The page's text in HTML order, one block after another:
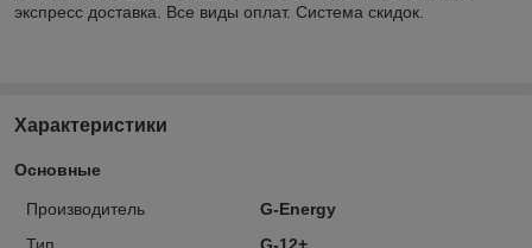
экспресс доставка. Все виды оплат. Система скидок.
Характеристики
Основные
Производитель
G-Energy
Тип
G-12+